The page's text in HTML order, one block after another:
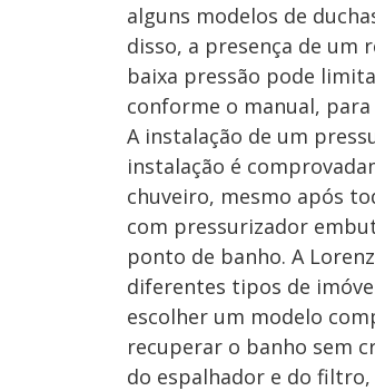
alguns modelos de
disso, a presença de um
baixa pressão pode
conforme o manual,
A instalação de um
instalação é
chuveiro, mesmo após
com pressurizador
ponto de banho. A
diferentes tipos de
escolher um modelo
recuperar o banho sem
do espalhador e do